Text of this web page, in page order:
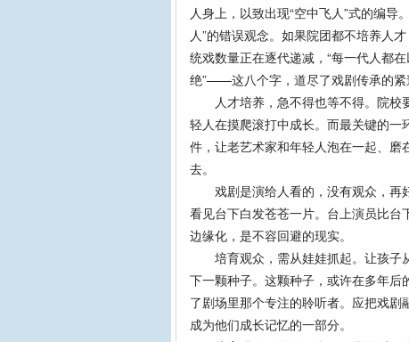
人身上，以致出现“空中飞人”式的编
人”的错误观念。如果院团都不培养人
统戏数量正在逐代递减，“每一代人都
绝”——这八个字，道尽了戏剧传承的紧
人才培养，急不得也等不得。院校
轻人在摸爬滚打中成长。而最关键的一
件，让老艺术家和年轻人泡在一起、磨
去。
戏剧是演给人看的，没有观众，再
看见台下白发苍苍一片。台上演员比
边缘化，是不容回避的现实。
培育观众，需从娃娃抓起。让孩子
下一颗种子。这颗种子，或许在多年
了剧场里那个专注的聆听者。应把戏
成为他们成长记忆的一部分。